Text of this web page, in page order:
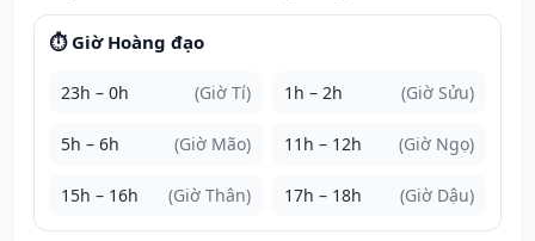
⏱️ Giờ Hoàng đạo
23h – 0h (Giờ Tí) 1h – 2h (Giờ Sửu)
5h – 6h (Giờ Mão) 11h – 12h (Giờ Ngọ)
15h – 16h (Giờ Thân) 17h – 18h (Giờ Dậu)